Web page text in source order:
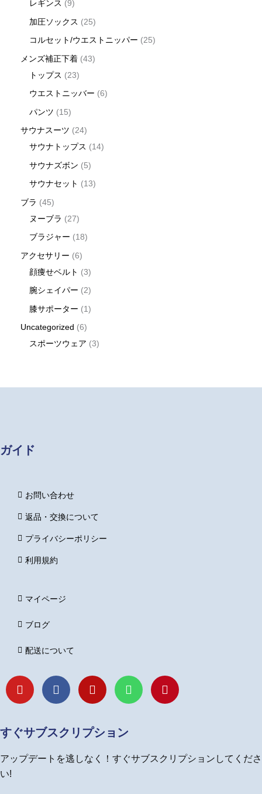
レギンス
9
加圧ソックス
25
コルセット/ウエストニッパー
25
メンズ補正下着 43
トップス
23
ウエストニッバー
6
パンツ
15
サウナスーツ
24
サウナトップス
14
サウナズボン
5
サウナセット
13
ブラ
45
ヌーブラ
27
ブラジャー
18
アクセサリー
6
顔痩せベルト
3
腕シェイパー
2
膝サポーター
1
Uncategorized
6
スポーツウェア
3
ガイド
お問い合わせ
返品・交換について
プライバシーポリシー
利用規約
マイページ
ブログ
配送について
Y
o
u
u
b
F
a
c
b
o
k
I
n
s
a
g
a
L
i
n
P
i
n
s
すぐサブスクリプション
アップデートを逃しなく！すぐサブスクリプションしてくださ
い!